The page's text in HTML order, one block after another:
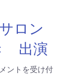
ロン
出演
ントを受け付